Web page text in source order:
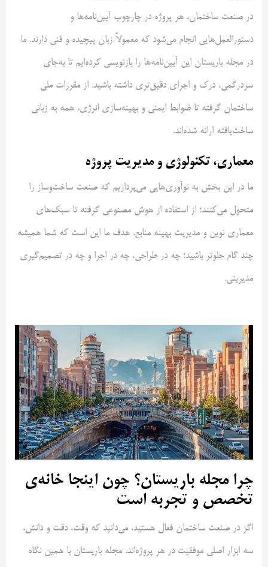
در صنعت ساختمان، هر پروژه در چارچوب آیین‌نامه‌ها و
دستورالعمل‌هایی انجام می‌شود که معمولاً زبان پیچیده و فنی دارند. ما
در مجله باریستان این آیین‌نامه‌ها را بازنویسی کرده‌ایم تا به‌جای
سردرگمی، درک و اجرای دقیق‌تری داشته باشید. از مقررات ملی
ساختمان گرفته تا ضوابط ایمنی و بهینه‌سازی انرژی، همه به زبانی
ساخت‌یافته ارائه شده‌اند.
معماری، تکنولوژی و مدیریت پروژه
ما در این بخش به نوآوری‌هایی می‌پردازیم که صنعت ساخت‌وساز را
متحول می‌کنند؛ از استفاده از هوش مصنوعی گرفته تا سبک‌های
معماری نوین و مدیریت بهینه منابع. هدف ما این است که شما همیشه
چند گام جلوتر باشید؛ چه در طراحی، چه در اجرا و چه در تصمیم‌گیری
مدیریتی.
چرا مجله باریستان؟ چون اینجا خانه‌ی
تخصص و تجربه است
اگر در صنعت ساختمان فعال هستید، می‌دانید که وقت، دقت و دانش،
سه ابزار اصلی موفقیت در هر پروژه‌اند. مجله باریستان با همین نگاه